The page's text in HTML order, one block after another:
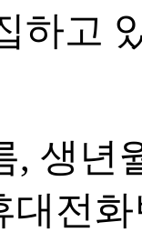
하고
, 생년
대전